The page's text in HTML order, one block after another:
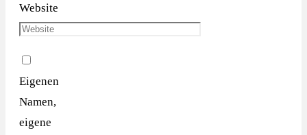
Website
Eigenen
Namen,
eigene